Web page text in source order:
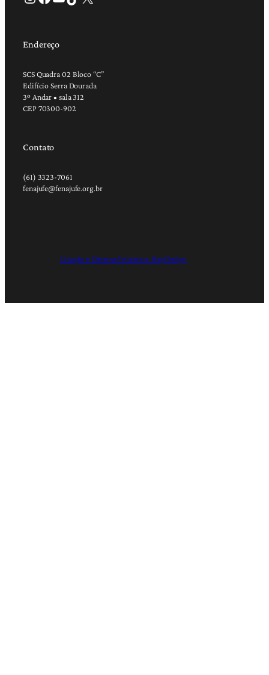
Endereço
SCS Quadra 02 Bloco “C”
Edifício Serra Dourada
3º Andar • sala 312
CEP 70300-902
Contato
(61) 3323-7061
fenajufe@fenajufe.org.br
Criação e Desenvolvimento: RapDesign